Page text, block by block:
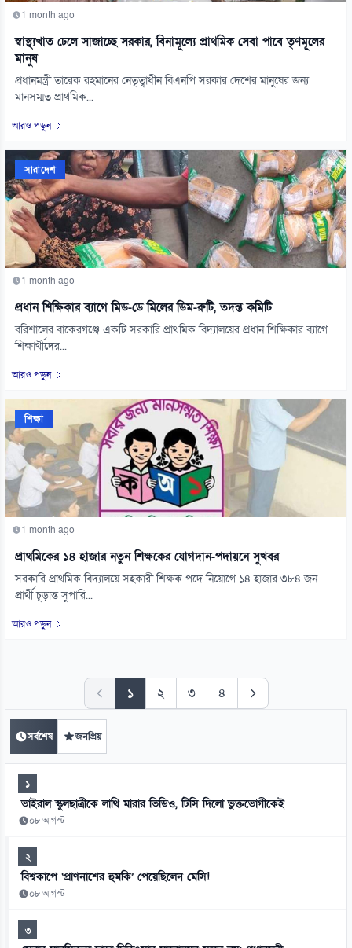
1 month ago
স্বাস্থ্যখাত ঢেলে সাজাচ্ছে সরকার, বিনামূল্যে প্রাথমিক সেবা পাবে তৃণমূলের
মানুষ
প্রধানমন্ত্রী তারেক রহমানের নেতৃত্বাধীন বিএনপি সরকার দেশের মানুষের জন্য
মানসম্মত প্রাথমিক...
আরও পড়ুন
সারাদেশ
1 month ago
প্রধান শিক্ষিকার ব্যাগে মিড-ডে মিলের ডিম-রুটি, তদন্ত কমিটি
বরিশালের বাকেরগঞ্জে একটি সরকারি প্রাথমিক বিদ্যালয়ের প্রধান শিক্ষিকার ব্যাগে
শিক্ষার্থীদের...
আরও পড়ুন
শিক্ষা
1 month ago
প্রাথমিকের ১৪ হাজার নতুন শিক্ষকের যোগদান-পদায়নে সুখবর
সরকারি প্রাথমিক বিদ্যালয়ে সহকারী শিক্ষক পদে নিয়োগে ১৪ হাজার ৩৮৪ জন
প্রার্থী চূড়ান্ত সুপারি...
আরও পড়ুন
১ ২ ৩ ৪
সর্বশেষ জনপ্রিয়
১
ভাইরাল স্কুলছাত্রীকে লাথি মারার ভিডিও, টিসি দিলো ভুক্তভোগীকেই
০৮ আগস্ট
২
বিশ্বকাপে ‘প্রাণনাশের হুমকি’ পেয়েছিলেন মেসি!
০৮ আগস্ট
৩